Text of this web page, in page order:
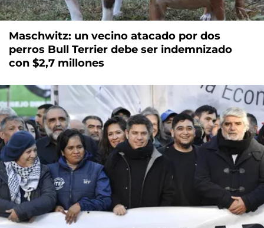
Maschwitz: un vecino atacado por dos
perros Bull Terrier debe ser indemnizado
con $2,7 millones